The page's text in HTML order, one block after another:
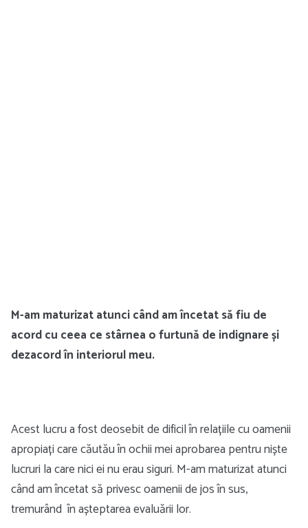
M-am maturizat atunci când am încetat să fiu de
acord cu ceea ce stârnea o furtună de indignare și
dezacord în interiorul meu.
Acest lucru a fost deosebit de dificil în relațiile cu oamenii
apropiați care căutău în ochii mei aprobarea pentru niște
lucruri la care nici ei nu erau siguri. M-am maturizat atunci
când am încetat să privesc oamenii de jos în sus,
tremurând în așteptarea evaluării lor.